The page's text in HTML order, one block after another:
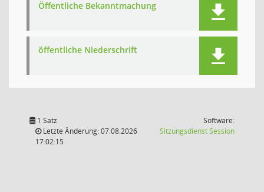
Öffentliche Bekanntmachung
öffentliche Niederschrift
1 Satz
Letzte Änderung: 07.08.2026
17:02:15
Software:
SitzungsdienstSession(Wird in